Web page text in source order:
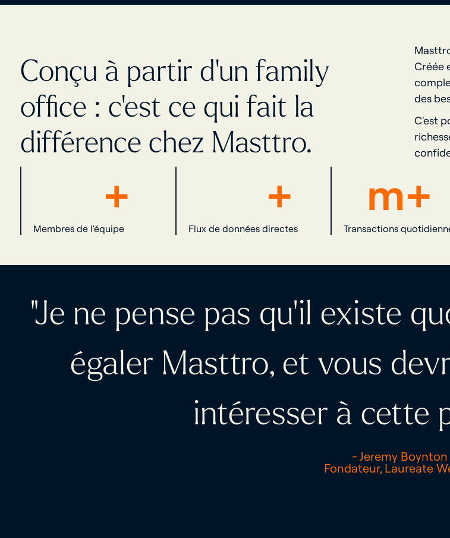
Conçu à partir d'un family
office : c'est ce qui fait la
différence chez Masttro.
Créée
des
C'est
+
Membres de l'équipe
+
Flux de données directes
m+
Transactions
"Je ne pense pas qu'il existe
égaler Masttro, et vous
intéresser à cette
- Jeremy Boynton
Fondateur, Laureate